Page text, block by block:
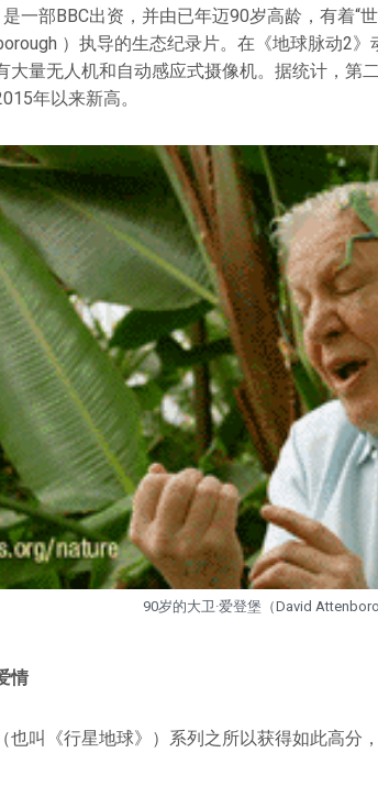
是一部BBC出资，并由已年迈90岁高龄，有着“
）执导的生态纪录片。在《地球脉动2
大量无人机和自动感应式摄像机。据统计，第
年以来新高。
90岁的大卫·爱登堡（David
情
也叫《行星地球》）系列之所以获得如此高分